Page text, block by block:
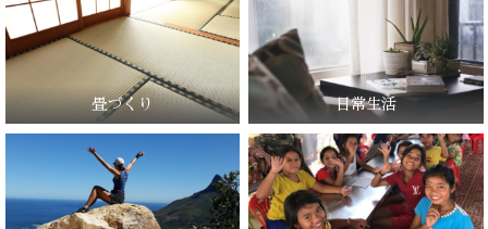
畳づくり 日常生活